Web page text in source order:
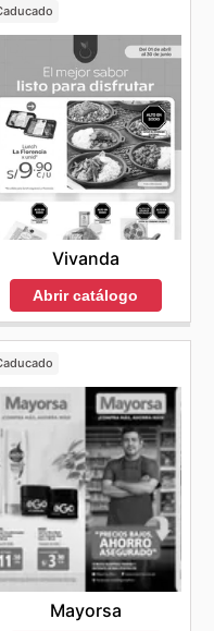
Vivanda
Abrir catálogo
Mayorsa